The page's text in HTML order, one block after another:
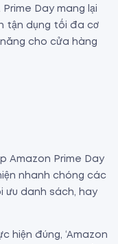
Day mang lại
tận dụng tối đa cơ
cho cửa hàng
Amazon Prime Day
nhanh chóng các
ưu danh sách, hay
hiện đúng, ‘Amazon